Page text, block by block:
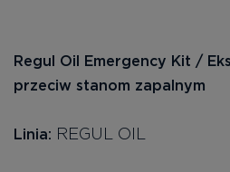
Regul Oil Emergency Kit /
przeciw stanom zapalnym
Linia: REGUL OIL